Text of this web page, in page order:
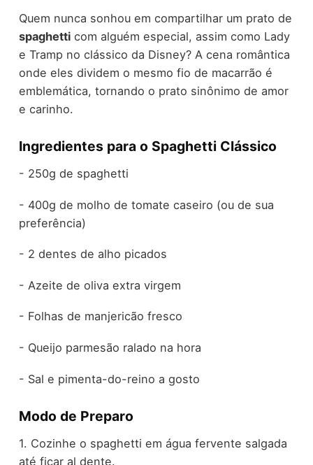
Quem nunca sonhou em compartilhar um prato de
spaghetticom alguém especial, assim como Lady
e Tramp no clássico da Disney? A cena romântica
onde eles dividem o mesmo fio de macarrão é
emblemática, tornando o prato sinônimo de amor
e carinho.
Ingredientes para o Spaghetti Clássico
- 250g de spaghetti
- 400g de molho de tomate caseiro (ou de sua
preferência)
- 2 dentes de alho picados
- Azeite de oliva extra virgem
- Folhas de manjericão fresco
- Queijo parmesão ralado na hora
- Sal e pimenta-do-reino a gosto
Modo de Preparo
1. Cozinhe o spaghetti em água fervente salgada
até ficar al dente.